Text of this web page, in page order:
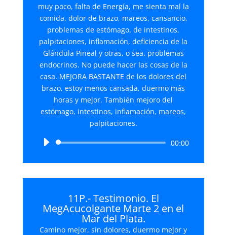
muy poco, falta de Energía, me sienta mal la
comida, dolor de brazo, mareos, cansancio,
problemas de estómago, de intestinos,
palpitaciones, inflamación, deficiencia de la
Glándula Pineal y otras, o sea, problemas
endocrinos. No puede hacer las cosas de la
casa. MEJORA BASTANTE de los dolores del
brazo, estoy menos cansada, duermo más
horas y mejor. También mejoro del
estómago, intestinos, inflamación, mareos,
palpitaciones.
Reproductor
audio
00:00
11P.- Testimonio. El
MegAcucolgante Marte 2 en el
Mar del Plata.
Camino mejor, sin dolores, duermo mejor y